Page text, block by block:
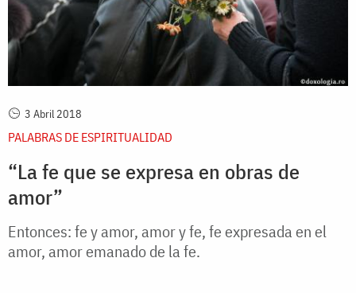
3 Abril 2018
PALABRAS DE ESPIRITUALIDAD
“La fe que se expresa en obras de
amor”
Entonces: fe y amor, amor y fe, fe expresada en el
amor, amor emanado de la fe.